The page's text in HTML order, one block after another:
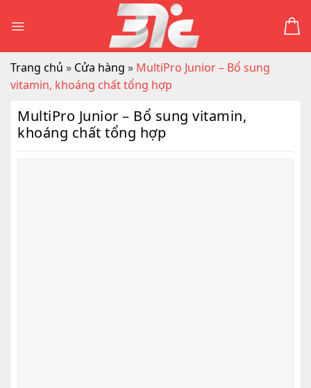
Trang chủ » Cửa hàng » MultiPro Junior – Bổ sung
vitamin, khoáng chất tổng hợp
MultiPro Junior – Bổ sung vitamin,
khoáng chất tổng hợp